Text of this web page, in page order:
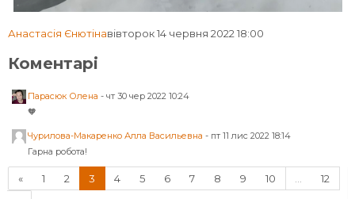
Анастасія Єнютінавівторок 14 червня 2022 18:00
Коментарі
Парасюк Олена -чт 30 чер 2022 10:24
🧡
Чурилова-Макаренко Алла Васильевна - пт 11 лис 2022 18:14
Гарна робота!
«Назад
1 2 3 (поточний)
4 5 6 7 8 9 10 …
12